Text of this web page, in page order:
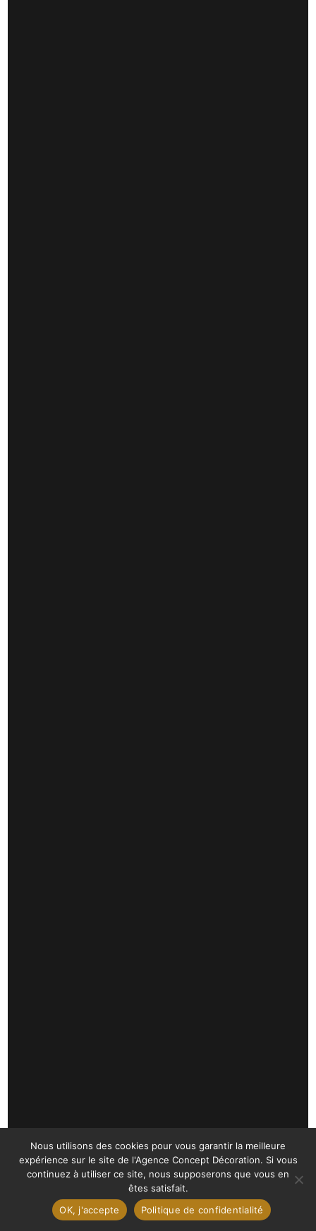
Nous utilisons des cookies pour vous garantir la meilleure
expérience sur le site de l'Agence Concept Décoration. Si vous
continuez à utiliser ce site, nous supposerons que vous en
êtes satisfait.
OK, j'accepte
Politique de confidentialité